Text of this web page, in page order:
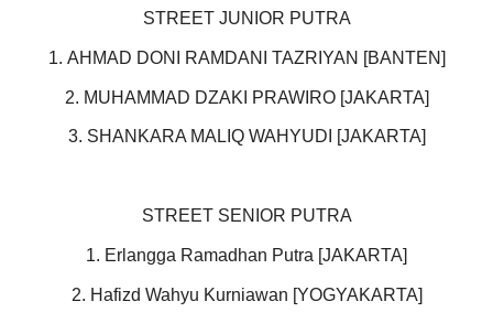
STREET JUNIOR PUTRA
1. AHMAD DONI RAMDANI TAZRIYAN [BANTEN]
2. MUHAMMAD DZAKI PRAWIRO [JAKARTA]
3. SHANKARA MALIQ WAHYUDI [JAKARTA]
STREET SENIOR PUTRA
1. Erlangga Ramadhan Putra [JAKARTA]
2. Hafizd Wahyu Kurniawan [YOGYAKARTA]